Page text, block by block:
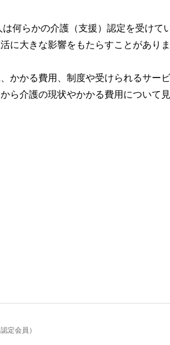
何らかの介護（支援）認定を受け
に大きな影響をもたらすことがありま
かかる費用、制度や受けられるサー
ら介護の現状やかかる費用について
定会員）